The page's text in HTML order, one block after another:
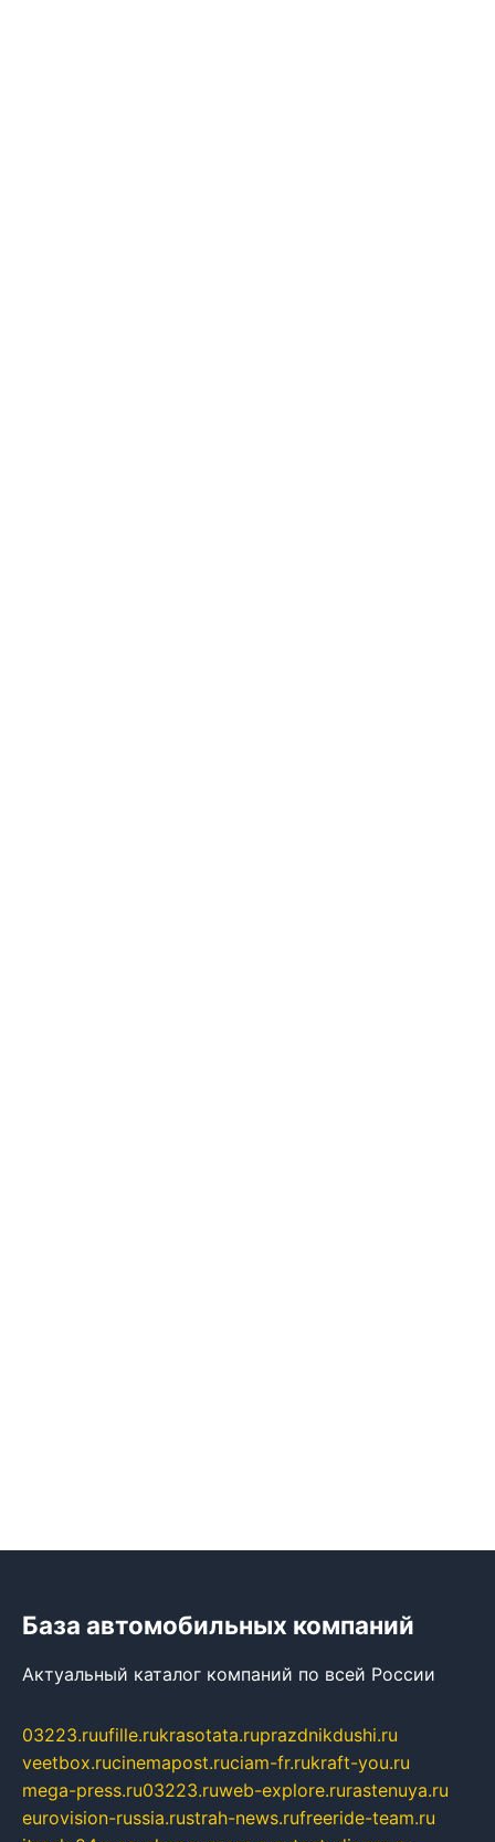
База автомобильных компаний
Актуальный каталог компаний по всей России
03223.ruufille.rukrasotata.ruprazdnikdushi.ru
veetbox.rucinemapost.ruciam-fr.rukraft-you.ru
mega-press.ru03223.ruweb-explore.rurastenuya.ru
eurovision-russia.rustrah-news.rufreeride-team.ru